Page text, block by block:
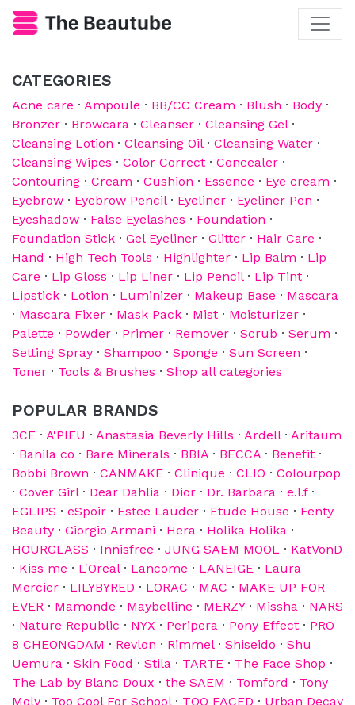
CATEGORIES
Acne care · Ampoule · BB/CC Cream · Blush · Body ·
Bronzer · Browcara · Cleanser · Cleansing Gel·
Cleansing Lotion · Cleansing Oil· Cleansing Water ·
Cleansing Wipes · Color Correct · Concealer ·
Contouring · Cream · Cushion · Essence · Eye cream ·
Eyebrow · Eyebrow Pencil· Eyeliner · Eyeliner Pen ·
Eyeshadow · False Eyelashes · Foundation ·
Foundation Stick · Gel Eyeliner · Glitter · Hair Care ·
Hand · High Tech Tools · Highlighter · Lip Balm · Lip
Care · Lip Gloss · Lip Liner · Lip Pencil· Lip Tint ·
Lipstick · Lotion · Luminizer · Makeup Base · Mascara
· Mascara Fixer · Mask Pack · Mist · Moisturizer ·
Palette · Powder · Primer · Remover · Scrub · Serum ·
Setting Spray · Shampoo · Sponge · Sun Screen ·
Toner · Tools & Brushes · Shop all categories
POPULAR BRANDS
3CE · A'PIEU · Anastasia Beverly Hills · Ardell· Aritaum
· Banila co · Bare Minerals · BBIA · BECCA · Benefit ·
Bobbi Brown · CANMAKE · Clinique · CLIO · Colourpop
· Cover Girl· Dear Dahlia · Dior · Dr. Barbara · e.l.f·
EGLIPS · eSpoir · Estee Lauder · Etude House · Fenty
Beauty · Giorgio Armani · Hera · Holika Holika ·
HOURGLASS · Innisfree · JUNG SAEM MOOL · KatVonD
· Kiss me · L'Oreal· Lancome · LANEIGE · Laura
Mercier · LILYBYRED · LORAC · MAC · MAKE UP FOR
EVER · Mamonde · Maybelline · MERZY· Missha · NARS
· Nature Republic · NYX · Peripera · Pony Effect · PRO
8 CHEONGDAM · Revlon · Rimmel· Shiseido · Shu
Uemura · Skin Food · Stila · TARTE · The Face Shop ·
The Lab by Blanc Doux · the SAEM · Tomford · Tony
Moly · Too Cool For School· TOO FACED · Urban Decay